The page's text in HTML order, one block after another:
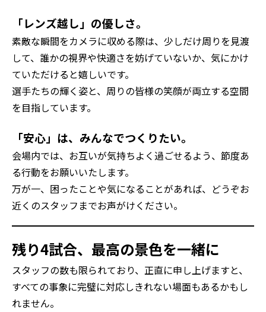
「レンズ越し」の優しさ。
素敵な瞬間をカメラに収める際は、少しだけ周りを見渡
して、誰かの視界や快適さを妨げていないか、気にかけ
ていただけると嬉しいです。
選手たちの輝く姿と、周りの皆様の笑顔が両立する空間
を目指しています。
「安心」は、みんなでつくりたい。
会場内では、お互いが気持ちよく過ごせるよう、節度あ
る行動をお願いいたします。
万が一、困ったことや気になることがあれば、どうぞお
近くのスタッフまでお声がけください。
残り4試合、最高の景色を一緒に
スタッフの数も限られており、正直に申し上げますと、
すべての事象に完璧に対応しきれない場面もあるかもし
れません。